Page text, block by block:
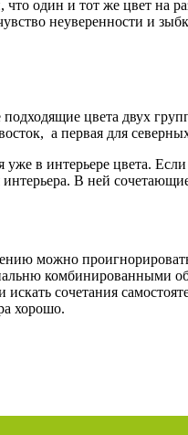
один и тот же цвет на
неуверенности и
цвета двух
а первая для
в интерьере цвета.
В ней
можно
комбинированными
сочетания
хорошо.